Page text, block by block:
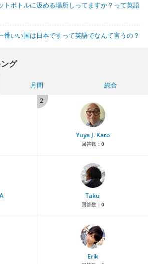
トボトルに汲める場所しってますか？って英語
番いい国は日本ですって英語でなんて言うの？
グ
月間
総合
2
Yuya J. Kato
回答数： 0
Taku
回答数： 0
Erik